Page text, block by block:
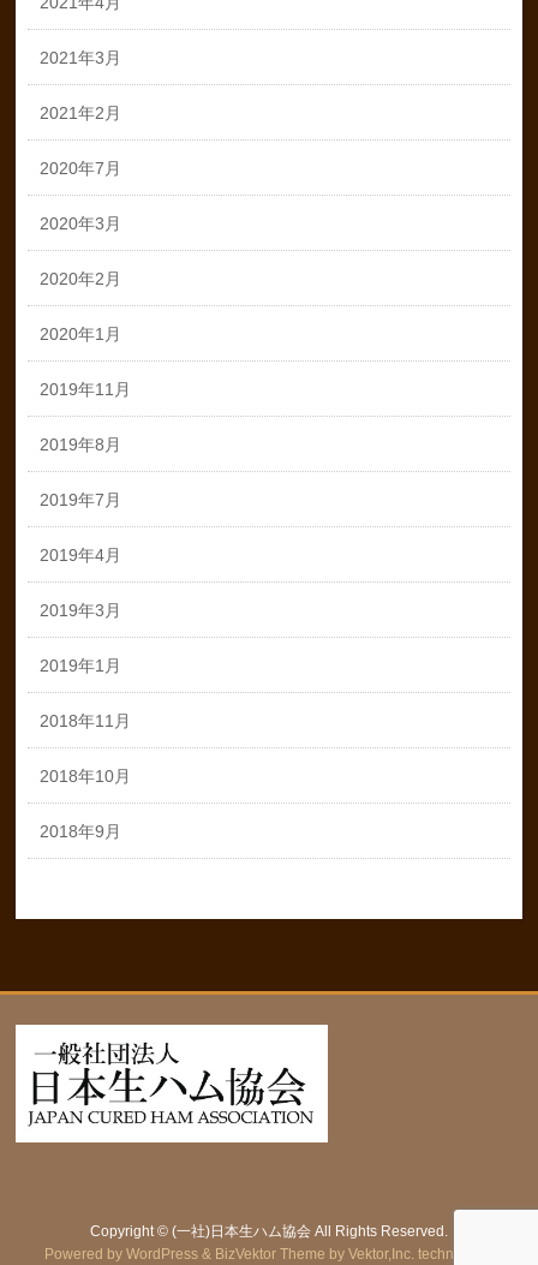
2021年3月
2021年2月
2020年7月
2020年3月
2020年2月
2020年1月
2019年11月
2019年8月
2019年7月
2019年4月
2019年3月
2019年1月
2018年11月
2018年10月
2018年9月
Copyright © (一社)日本生ハム協会All Rights Reserved.
Powered byWordPress & BizVektor Theme by Vektor,Inc. technology.